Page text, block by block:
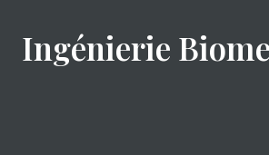
Ingénierie